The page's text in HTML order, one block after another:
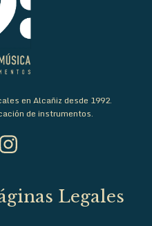
en Alcañiz desde 1992.
de instrumentos.
Legales